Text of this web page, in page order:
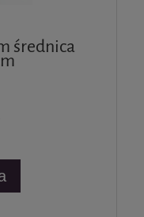
średnica